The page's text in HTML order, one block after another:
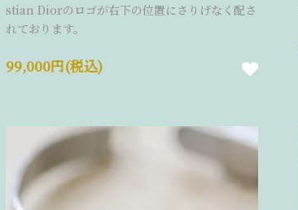
stian Diorのロゴが右下の位置にさりげなく配さ
れております。
99,000円(税込)